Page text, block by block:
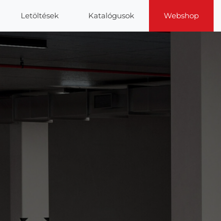
Letöltések Katalógusok Webshop